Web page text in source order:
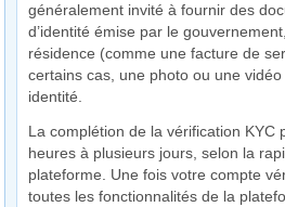
généralement invité à fournir des
d’identité émise par le
résidence (comme une facture de
certains cas, une photo ou une
identité.
La complétion de la vérification KYC
heures à plusieurs jours, selon la
plateforme. Une fois votre compte
toutes les fonctionnalités de la